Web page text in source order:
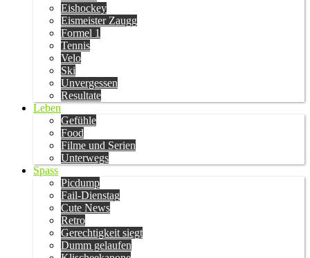
Eishockey
Eismeister Zaugg
Formel 1
Tennis
Velo
Ski
Unvergessen
Resultate
Leben
Gefühle
Food
Filme und Serien
Unterwegs
Spass
Picdump
Fail-Dienstag
Cute News
Retro
Gerechtigkeit siegt
Dumm gelaufen